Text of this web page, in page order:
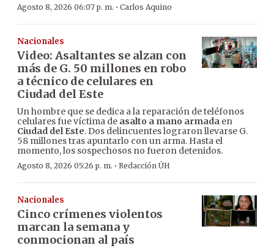
Agosto 8, 2026 06:07 p. m. · Carlos Aquino
Nacionales
Video: Asaltantes se alzan con
más de G. 50 millones en robo
a técnico de celulares en
Ciudad del Este
Un hombre que se dedica a la reparación de teléfonos
celulares fue víctima de asalto a mano armada en
Ciudad del Este. Dos delincuentes lograron llevarse G.
58 millones tras apuntarlo con un arma. Hasta el
momento, los sospechosos no fueron detenidos.
Agosto 8, 2026 05:26 p. m. · Redacción ÚH
Nacionales
Cinco crímenes violentos
marcan la semana y
conmocionan al país